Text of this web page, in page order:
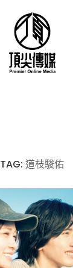
TAG: 道枝駿佑